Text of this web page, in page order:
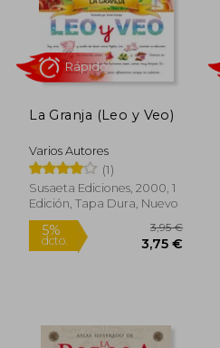
dcto.
La Granja (Leo y Veo)
Varios Autores
(1)
Susaeta Ediciones, 2000, 1
Edición, Tapa Dura, Nuevo